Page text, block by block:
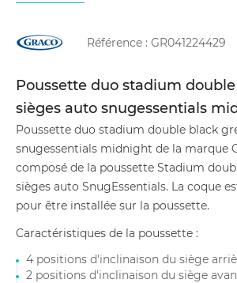
Référence : GR041224429
Poussette duo stadium
sièges auto snugessentials
Poussette duo stadium double black
snugessentials midnight de la marque
composé de la poussette Stadium
sièges auto SnugEssentials. La coque
pour être installée sur la poussette.
Caractéristiques de la poussette :
4 positions d'inclinaison du siège
2 positions d'inclinaison du siège avant